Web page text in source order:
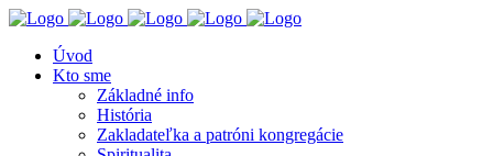
Úvod
Kto sme
Základné info
História
Zakladateľka a patróni kongregácie